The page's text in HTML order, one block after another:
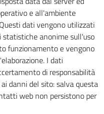
e all'ambiente
dati vengono utilizzati
statistiche anonime sull'uso
funzionamento e vengono
I dati
di responsabilità
danni del sito: salva questa
web non persistono per